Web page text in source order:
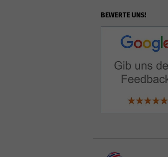
BEWERTE UNS!